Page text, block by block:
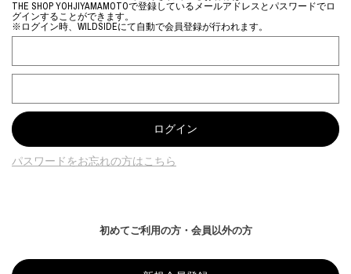
THE SHOP YOHJIYAMAMOTOで登録しているメールアドレスとパスワードでロ
グインすることができます。
※ログイン時、WILDSIDEにて自動で会員登録が行われます。
パスワードをお忘れの方はこちら
初めてご利用の方・会員以外の方